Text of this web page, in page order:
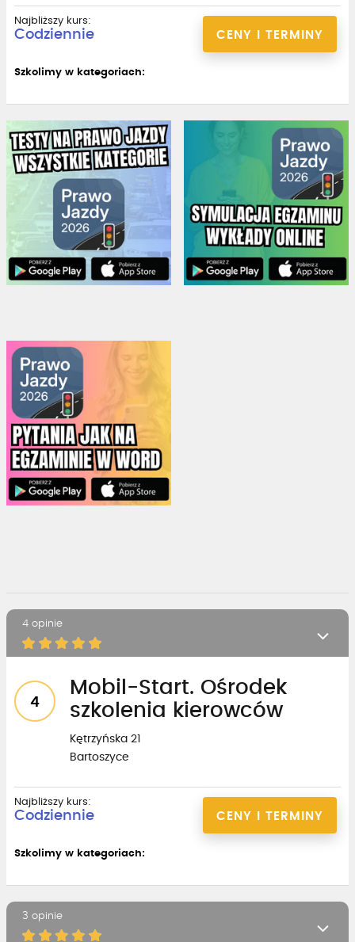
CENY I TERMINY
Najbliższy kurs:
Codziennie
Szkolimy w kategoriach:
4 opinie
4
Mobil-Start. Ośrodek
szkolenia kierowców
Kętrzyńska 21
Bartoszyce
CENY I TERMINY
Najbliższy kurs:
Codziennie
Szkolimy w kategoriach:
3 opinie